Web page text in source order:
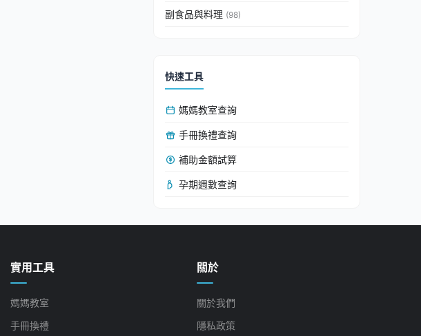
副食品與料理 (98)
快速工具
媽媽教室查詢
手冊換禮查詢
補助金額試算
孕期週數查詢
實用工具
媽媽教室
手冊換禮
關於
關於我們
隱私政策